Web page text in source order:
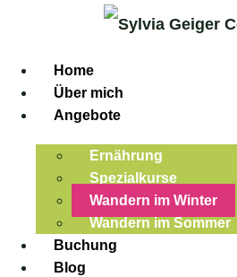
Home
Über mich
Angebote
Ernährung
Spezialkurse
Wandern im Winter
Wandern im Sommer
Buchung
Blog